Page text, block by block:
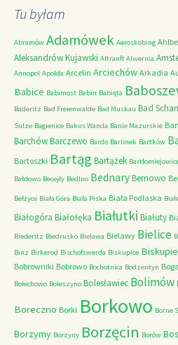
Tu byłam
Abramów Adamówek Aeroskobing
Aleksandrów Kujawski Altranft Alwernia
Annopol Apolda Arcelin Arciechów Arkadia
Babice Babimost Babin Babięta
Baderitz Bad Freienwalde Bad Muskau Bad
Sulze Bagienice Bakus Wanda Banie Mazurskie
BarchówBarczewo Bardo Barlinek Bartków
Bartoszki Bartąg Bartążek
Bałdowo Becejły Bedlno BednaryBemowo
Bełżyce Biała Góra Biała Piska Biała Podlaska
Białogóra Białołęka Białutki Białuty
Biederitz Biedrusko Bielawa Bielawy Bielice
Binz Birkerod Bischofswerda Biskupice
Bobrowniki Bobrowo Bochotnica Bodzentyn
Bolechowo Boleszyno Bolesławiec Bolimów
Boreczno Borki Borkowo Borne
Borzymy Borzyny Borzęcin Borów